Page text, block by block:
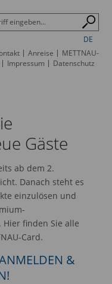
DE
Anreise
METTNAU-
Impressum Datenschutz
Gäste
ab dem 2.
Danach steht es
einzulösen und
finden Sie alle
Card.
ANMELDEN &